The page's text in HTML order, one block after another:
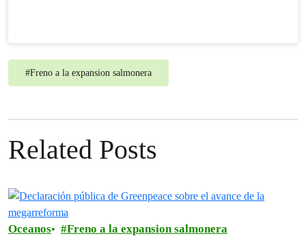
#Freno a la expansion salmonera
Related Posts
Oceanos Freno a la expansion salmonera